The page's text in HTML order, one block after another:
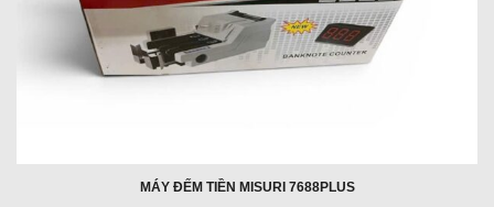
MÁY ĐẾM TIỀN MISURI 7688PLUS